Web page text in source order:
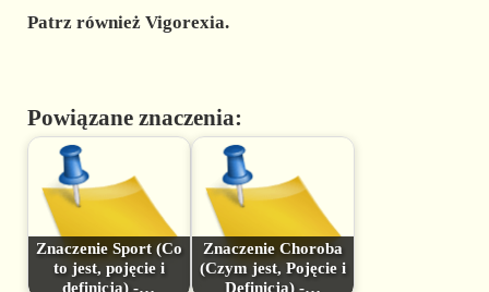
Patrz również Vigorexia.
Powiązane znaczenia:
Znaczenie Sport (Co
to jest, pojęcie i
definicja) -…
Znaczenie Choroba
(Czym jest, Pojęcie i
Definicja) -…